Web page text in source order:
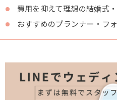
費用を抑えて理想の結婚式
おすすめのプランナー・フ